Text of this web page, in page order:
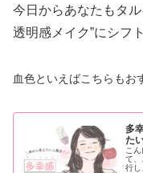
今日からあなたもタ
透明感メイク”にシフ
血色といえばこちらもお
多
た
こ
て、
行し